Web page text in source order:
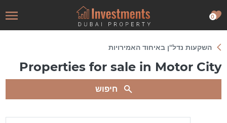
0
השקעות נדל"ן באיחוד האמירויות
Properties for sale in Motor City
חיפוש